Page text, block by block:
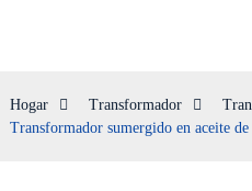
Hogar Transformador
Transformador sumergido en aceite